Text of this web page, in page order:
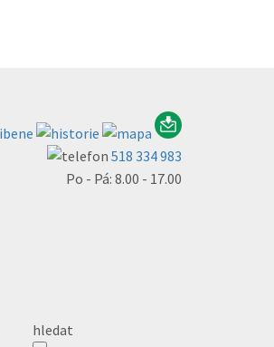
518 334 983
Po - Pá: 8.00 - 17.00
hledat